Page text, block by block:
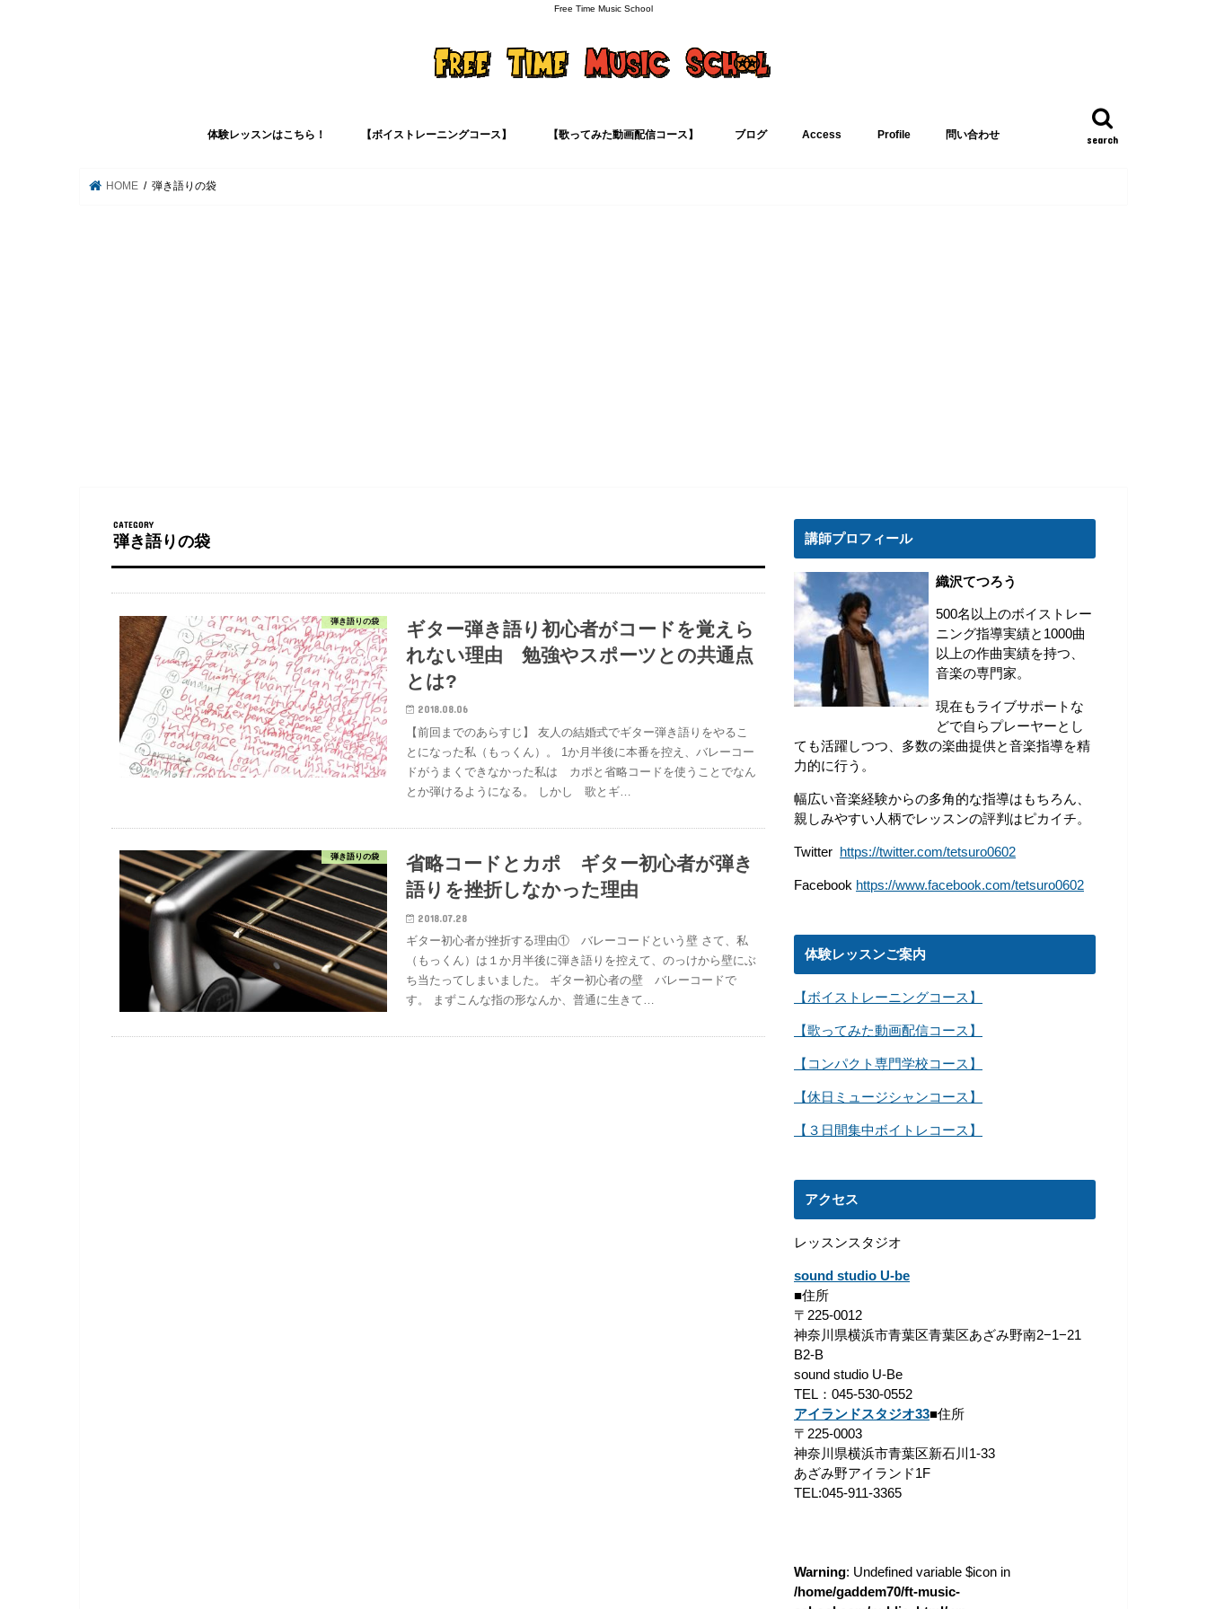
Free Time Music School
search
体験レッスンはこちら！ 【ボイストレーニングコース】 【歌ってみた動画配信コース】 ブログ Access Profile 問い合わせ
HOME 弾き語りの袋
弾き語りの袋
弾き語りの袋
ギター弾き語り初心者がコードを覚えら
れない理由 勉強やスポーツとの共通点
とは?
2018.08.06
【前回までのあらすじ】 友人の結婚式でギター弾き語りをやるこ
とになった私（もっくん）。 1か月半後に本番を控え、バレーコー
ドがうまくできなかった私は カポと省略コードを使うことでなん
とか弾けるようになる。 しかし 歌とギ…
弾き語りの袋
省略コードとカポ ギター初心者が弾き
語りを挫折しなかった理由
2018.07.28
ギター初心者が挫折する理由① バレーコードという壁 さて、私
（もっくん）は１か月半後に弾き語りを控えて、のっけから壁にぶ
ち当たってしまいました。 ギター初心者の壁 バレーコードで
す。 まずこんな指の形なんか、普通に生きて…
講師プロフィール
織沢てつろう
500名以上のボイストレー
ニング指導実績と1000曲
以上の作曲実績を持つ、
音楽の専門家。
現在もライブサポートな
どで自らプレーヤーとし
ても活躍しつつ、多数の楽曲提供と音楽指導を精
力的に行う。
幅広い音楽経験からの多角的な指導はもちろん、
親しみやすい人柄でレッスンの評判はピカイチ。
Twitter https://twitter.com/tetsuro0602
Facebook https://www.facebook.com/tetsuro0602
体験レッスンご案内
【ボイストレーニングコース】
【歌ってみた動画配信コース】
【コンパクト専門学校コース】
【休日ミュージシャンコース】
【３日間集中ボイトレコース】
アクセス
レッスンスタジオ
sound studio U-be
■住所
〒225-0012
神奈川県横浜市青葉区青葉区あざみ野南2−1−21
B2-B
sound studio U-Be
TEL：045-530-0552
アイランドスタジオ33■住所
〒225-0003
神奈川県横浜市青葉区新石川1-33
あざみ野アイランド1F
TEL:045-911-3365
Warning: Undefined variable $icon in
/home/gaddem70/ft-music-